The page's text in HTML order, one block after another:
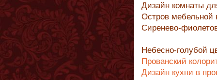
Дизайн комнаты
Остров мебельной
Cиренево-
Небесно-голубой
Прованский
Дизайн кухни в